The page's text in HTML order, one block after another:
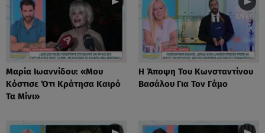
Μαρία Ιωαννίδου: «Μου
Κόστισε Ότι Κράτησα Καιρό
Τα Μίνι»
Η Άποψη Του Κωνσταντίνου
Βασάλου Για Τον Γάμο